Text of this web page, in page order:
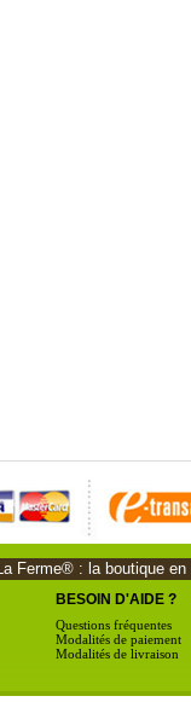
Ferme® : la boutique
BESOIN D'AIDE ?
Questions fréquentes
Modalités de paiement
Modalités de livraison